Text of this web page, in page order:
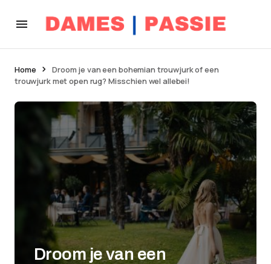
Home
Droom je van een bohemian trouwjurk of een
trouwjurk met open rug? Misschien wel allebei!
Droom je van een